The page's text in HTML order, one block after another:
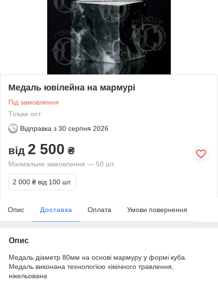
Медаль ювілейна на мармурі
Під замовлення
Тільки опт
Відправка з 30 серпня 2026
від 2 500 ₴
Мінімальне замовлення — 50 шт.
2 000 ₴ від 100 шт.
Опис Доставка Оплата Умови повернення
Опис
Медаль діаметр 80мм на основі мармуру у формі куба.
Медаль виконана технологією хімічного травлення,
нікельована